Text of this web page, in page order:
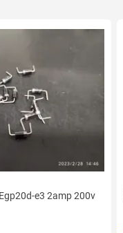
e3 2amp 200v